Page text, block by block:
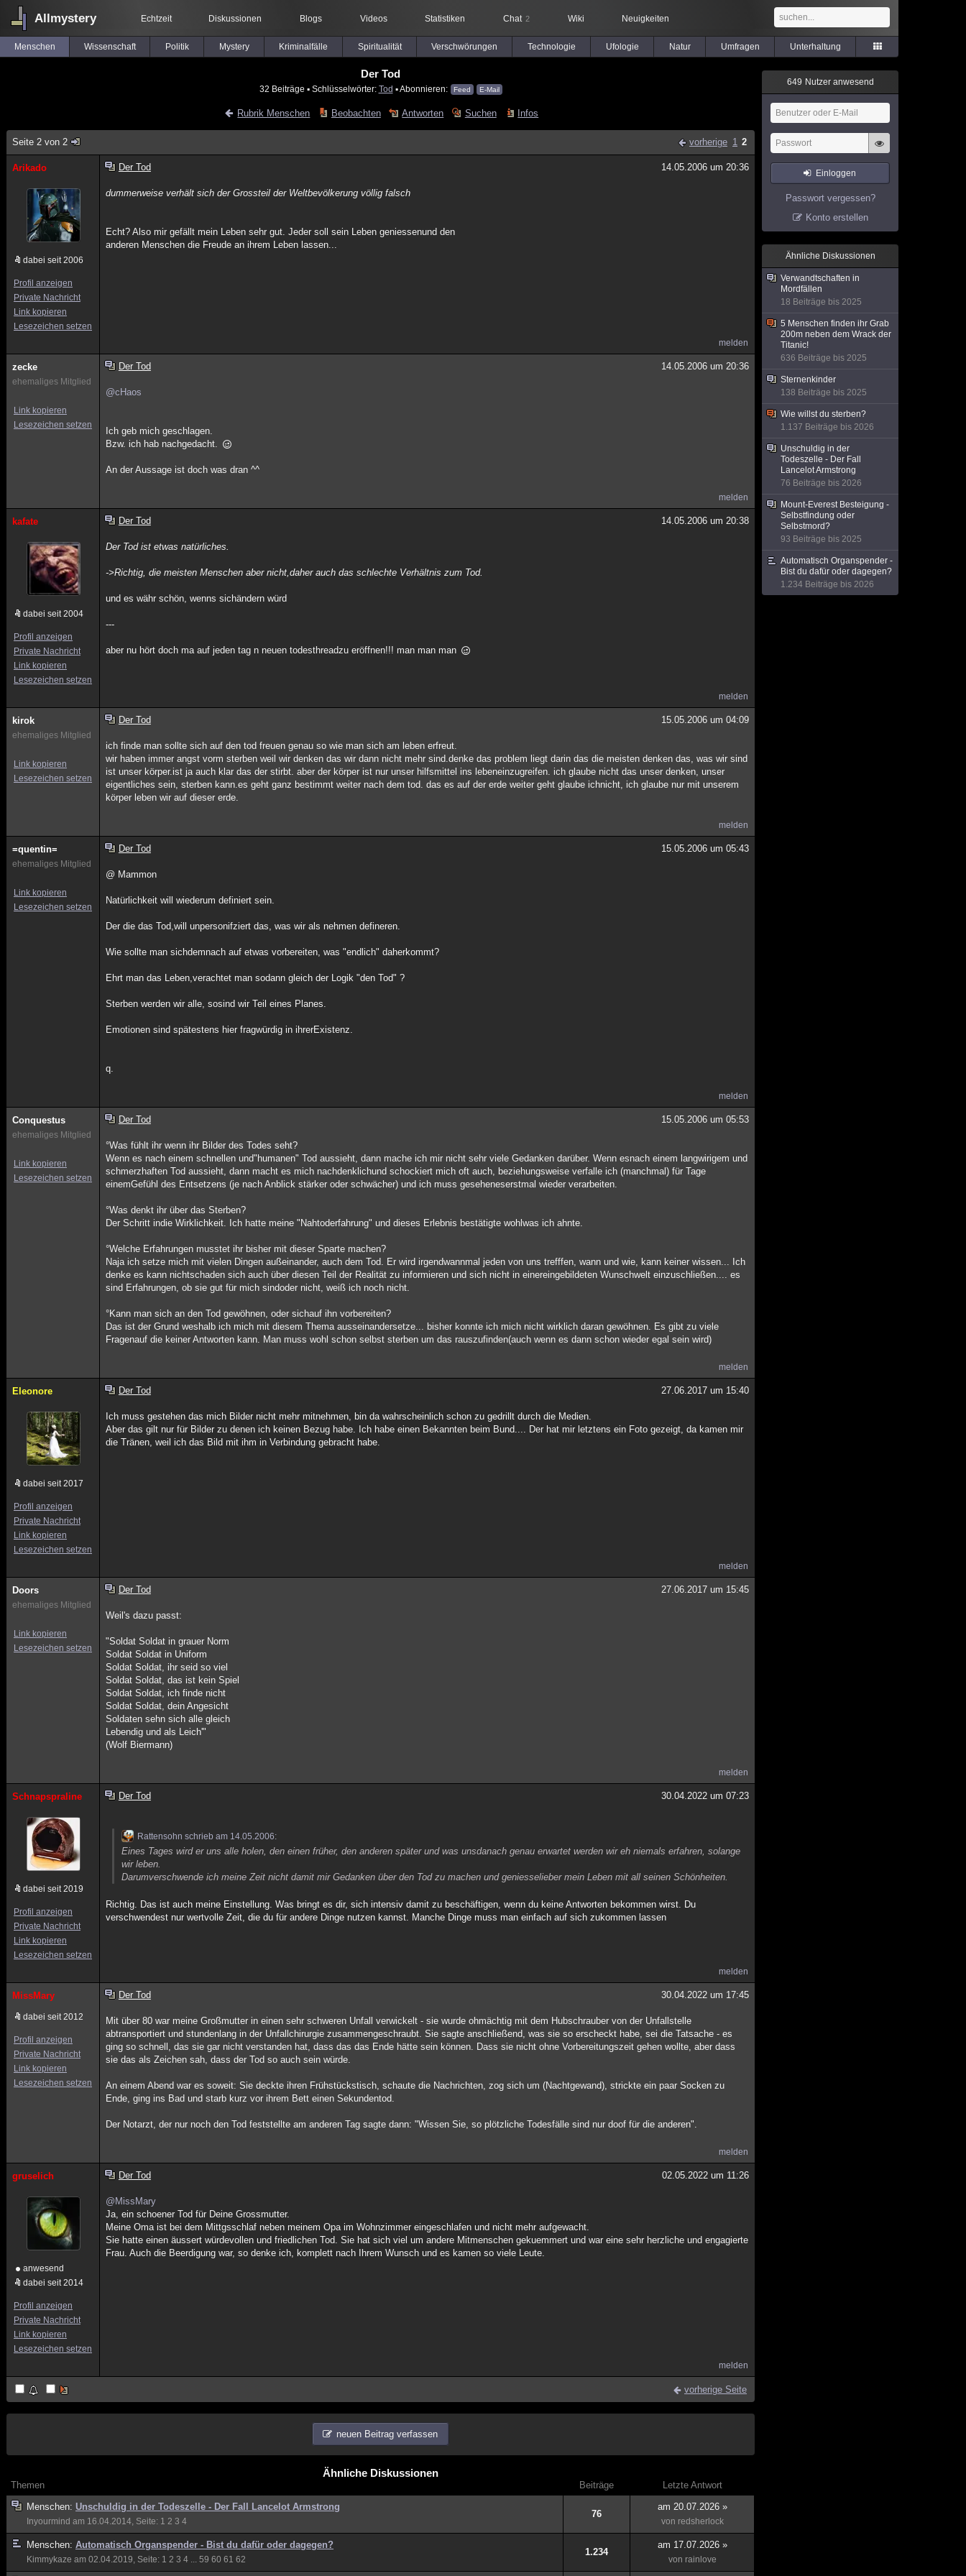
Allmystery Echtzeit Diskussionen Blogs Videos Statistiken Chat 2 Wiki Neuigkeiten
Menschen Wissenschaft Politik Mystery Kriminalfälle Spiritualität Verschwörungen Technologie Ufologie Natur Umfragen Unterhaltung
Der Tod
32 Beiträge ▪ Schlüsselwörter: Tod ▪ Abonnieren: Feed E-Mail
Rubrik Menschen Beobachten Antworten Suchen Infos
Seite 2 von 2 vorherige 1 2
Arikado
dabei seit 2006
Profil anzeigen
Private Nachricht
Link kopieren
Lesezeichen setzen
Der Tod 14.05.2006 um 20:36
dummerweise verhält sich der Grossteil der Weltbevölkerung völlig falsch
Echt? Also mir gefällt mein Leben sehr gut. Jeder soll sein Leben geniessenund den
anderen Menschen die Freude an ihrem Leben lassen...
melden
zecke
ehemaliges Mitglied
Link kopieren
Lesezeichen setzen
Der Tod 14.05.2006 um 20:36
@cHaos
Ich geb mich geschlagen.
Bzw. ich hab nachgedacht.
An der Aussage ist doch was dran ^^
melden
kafate
dabei seit 2004
Profil anzeigen
Private Nachricht
Link kopieren
Lesezeichen setzen
Der Tod 14.05.2006 um 20:38
Der Tod ist etwas natürliches.
->Richtig, die meisten Menschen aber nicht,daher auch das schlechte Verhältnis zum Tod.
und es währ schön, wenns sichändern würd
---
aber nu hört doch ma auf jeden tag n neuen todesthreadzu eröffnen!!! man man man
melden
kirok
ehemaliges Mitglied
Link kopieren
Lesezeichen setzen
Der Tod 15.05.2006 um 04:09
ich finde man sollte sich auf den tod freuen genau so wie man sich am leben erfreut.
wir haben immer angst vorm sterben weil wir denken das wir dann nicht mehr sind.denke das problem liegt darin das die meisten denken das, was wir sind
ist unser körper.ist ja auch klar das der stirbt. aber der körper ist nur unser hilfsmittel ins lebeneinzugreifen. ich glaube nicht das unser denken, unser
eigentliches sein, sterben kann.es geht ganz bestimmt weiter nach dem tod. das es auf der erde weiter geht glaube ichnicht, ich glaube nur mit unserem
körper leben wir auf dieser erde.
melden
=quentin=
ehemaliges Mitglied
Link kopieren
Lesezeichen setzen
Der Tod 15.05.2006 um 05:43
@ Mammon
Natürlichkeit will wiederum definiert sein.
Der die das Tod,will unpersonifziert das, was wir als nehmen defineren.
Wie sollte man sichdemnach auf etwas vorbereiten, was "endlich" daherkommt?
Ehrt man das Leben,verachtet man sodann gleich der Logik "den Tod" ?
Sterben werden wir alle, sosind wir Teil eines Planes.
Emotionen sind spätestens hier fragwürdig in ihrerExistenz.
q.
melden
Conquestus
ehemaliges Mitglied
Link kopieren
Lesezeichen setzen
Der Tod 15.05.2006 um 05:53
°Was fühlt ihr wenn ihr Bilder des Todes seht?
Wenn es nach einem schnellen und"humanen" Tod aussieht, dann mache ich mir nicht sehr viele Gedanken darüber. Wenn esnach einem langwirigem und
schmerzhaften Tod aussieht, dann macht es mich nachdenklichund schockiert mich oft auch, beziehungsweise verfalle ich (manchmal) für Tage
einemGefühl des Entsetzens (je nach Anblick stärker oder schwächer) und ich muss geseheneserstmal wieder verarbeiten.
°Was denkt ihr über das Sterben?
Der Schritt indie Wirklichkeit. Ich hatte meine "Nahtoderfahrung" und dieses Erlebnis bestätigte wohlwas ich ahnte.
°Welche Erfahrungen musstet ihr bisher mit dieser Sparte machen?
Naja ich setze mich mit vielen Dingen außeinander, auch dem Tod. Er wird irgendwannmal jeden von uns trefffen, wann und wie, kann keiner wissen... Ich
denke es kann nichtschaden sich auch über diesen Teil der Realität zu informieren und sich nicht in einereingebildeten Wunschwelt einzuschließen.... es
sind Erfahrungen, ob sie gut für mich sindoder nicht, weiß ich noch nicht.
°Kann man sich an den Tod gewöhnen, oder sichauf ihn vorbereiten?
Das ist der Grund weshalb ich mich mit diesem Thema ausseinandersetze... bisher konnte ich mich nicht wirklich daran gewöhnen. Es gibt zu viele
Fragenauf die keiner Antworten kann. Man muss wohl schon selbst sterben um das rauszufinden(auch wenn es dann schon wieder egal sein wird)
melden
Eleonore
dabei seit 2017
Profil anzeigen
Private Nachricht
Link kopieren
Lesezeichen setzen
Der Tod 27.06.2017 um 15:40
Ich muss gestehen das mich Bilder nicht mehr mitnehmen, bin da wahrscheinlich schon zu gedrillt durch die Medien.
Aber das gilt nur für Bilder zu denen ich keinen Bezug habe. Ich habe einen Bekannten beim Bund.... Der hat mir letztens ein Foto gezeigt, da kamen mir
die Tränen, weil ich das Bild mit ihm in Verbindung gebracht habe.
melden
Doors
ehemaliges Mitglied
Link kopieren
Lesezeichen setzen
Der Tod 27.06.2017 um 15:45
Weil's dazu passt:
"Soldat Soldat in grauer Norm
Soldat Soldat in Uniform
Soldat Soldat, ihr seid so viel
Soldat Soldat, das ist kein Spiel
Soldat Soldat, ich finde nicht
Soldat Soldat, dein Angesicht
Soldaten sehn sich alle gleich
Lebendig und als Leich'"
(Wolf Biermann)
melden
Schnapspraline
dabei seit 2019
Profil anzeigen
Private Nachricht
Link kopieren
Lesezeichen setzen
Der Tod 30.04.2022 um 07:23
Rattensohn schrieb am 14.05.2006:
Eines Tages wird er uns alle holen, den einen früher, den anderen später und was unsdanach genau erwartet werden wir eh niemals erfahren, solange
wir leben.
Darumverschwende ich meine Zeit nicht damit mir Gedanken über den Tod zu machen und geniesselieber mein Leben mit all seinen Schönheiten.
Richtig. Das ist auch meine Einstellung. Was bringt es dir, sich intensiv damit zu beschäftigen, wenn du keine Antworten bekommen wirst. Du
verschwendest nur wertvolle Zeit, die du für andere Dinge nutzen kannst. Manche Dinge muss man einfach auf sich zukommen lassen
melden
MissMary
dabei seit 2012
Profil anzeigen
Private Nachricht
Link kopieren
Lesezeichen setzen
Der Tod 30.04.2022 um 17:45
Mit über 80 war meine Großmutter in einen sehr schweren Unfall verwickelt - sie wurde ohmächtig mit dem Hubschrauber von der Unfallstelle
abtransportiert und stundenlang in der Unfallchirurgie zusammengeschraubt. Sie sagte anschließend, was sie so erscheckt habe, sei die Tatsache - es
ging so schnell, das sie gar nicht verstanden hat, dass das das Ende hätte sein können. Dass sie nicht ohne Vorbereitungszeit gehen wollte, aber dass
sie das als Zeichen sah, dass der Tod so auch sein würde.
An einem Abend war es soweit: Sie deckte ihren Frühstückstisch, schaute die Nachrichten, zog sich um (Nachtgewand), strickte ein paar Socken zu
Ende, ging ins Bad und starb kurz vor ihrem Bett einen Sekundentod.
Der Notarzt, der nur noch den Tod feststellte am anderen Tag sagte dann: "Wissen Sie, so plötzliche Todesfälle sind nur doof für die anderen".
melden
gruselich
anwesend
dabei seit 2014
Profil anzeigen
Private Nachricht
Link kopieren
Lesezeichen setzen
Der Tod 02.05.2022 um 11:26
@MissMary
Ja, ein schoener Tod für Deine Grossmutter.
Meine Oma ist bei dem Mittgsschlaf neben meinem Opa im Wohnzimmer eingeschlafen und nicht mehr aufgewacht.
Sie hatte einen äussert würdevollen und friedlichen Tod. Sie hat sich viel um andere Mitmenschen gekuemmert und war eine sehr herzliche und engagierte
Frau. Auch die Beerdigung war, so denke ich, komplett nach Ihrem Wunsch und es kamen so viele Leute.
melden
vorherige Seite
neuen Beitrag verfassen
Ähnliche Diskussionen
Themen Beiträge
Letzte Antwort
Menschen: Unschuldig in der Todeszelle - Der Fall Lancelot Armstrong
Inyourmind am 16.04.2014, Seite: 1 2 3 4
76
am 20.07.2026 »
von redsherlock
Menschen: Automatisch Organspender - Bist du dafür oder dagegen?
Kimmykaze am 02.04.2019, Seite: 1 2 3 4 59 60 61 62
1.234
am 17.07.2026 »
von rainlove
649 Nutzer anwesend
Einloggen
Passwort vergessen?
Konto erstellen
Ähnliche Diskussionen
Verwandtschaften in
Mordfällen
18 Beiträge bis 2025
5 Menschen finden ihr Grab
200m neben dem Wrack der
Titanic!
636 Beiträge bis 2025
Sternenkinder
138 Beiträge bis 2025
Wie willst du sterben?
1.137 Beiträge bis 2026
Unschuldig in der
Todeszelle - Der Fall
Lancelot Armstrong
76 Beiträge bis 2026
Mount-Everest Besteigung -
Selbstfindung oder
Selbstmord?
93 Beiträge bis 2025
Automatisch Organspender -
Bist du dafür oder dagegen?
1.234 Beiträge bis 2026